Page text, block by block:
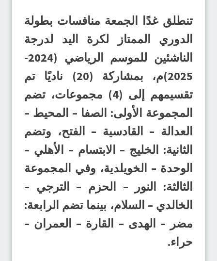
تنطلق غدًا الجمعة منافسات بطولة
الدوري الممتاز لكرة اليد لدرجة
الناشئين للموسم الرياضي (2024-
2025)م، بمشاركة (20) ناديًا تم
تقسيمهم إلى (4) مجموعات، تضم
المجموعة الأولى: الصفا – المحيط –
العدالة – القادسية – الفتح، وتضم
الثانية: الخليج – الابتسام – الأهلي –
الوحدة – الخويلدية، وفي المجموعة
الثالثة: النور – الحزم – الترجي –
الخالدي – السلام، بينما تضم الرابعة:
مضر – الهدى – القارة – العمران –
حراء.